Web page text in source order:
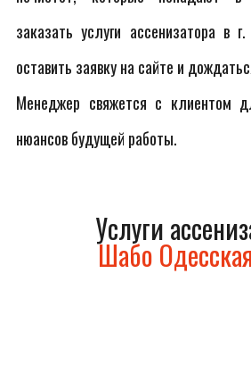
заказать услуги ассенизатора в
оставить заявку на сайте и
Менеджер свяжется с клиентом
нюансов будущей работы.
Услуги
Шабо